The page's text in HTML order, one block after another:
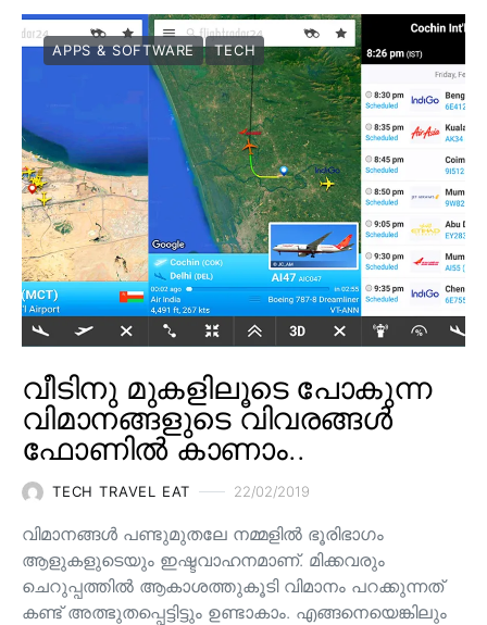
APPS & SOFTWARE TECH
വീടിനു മുകളിലൂടെ പോകുന്ന
വിമാനങ്ങളുടെ വിവരങ്ങൾ
ഫോണിൽ കാണാം..
TECH TRAVEL EAT 22/02/2019
വിമാനങ്ങൾ പണ്ടുമുതലേ നമ്മളിൽ ഭൂരിഭാഗം
ആളുകളുടെയും ഇഷ്ടവാഹനമാണ്. മിക്കവരും
ചെറുപ്പത്തിൽ ആകാശത്തുകൂടി വിമാനം പറക്കുന്നത്
കണ്ട് അത്ഭുതപ്പെട്ടിട്ടും ഉണ്ടാകാം. എങ്ങനെയെങ്കിലും